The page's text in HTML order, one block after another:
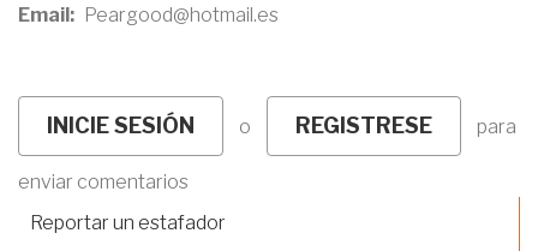
Email
Peargood@hotmail.es
INICIE SESIÓN o REGISTRESE para
enviar comentarios
Reportar un estafador